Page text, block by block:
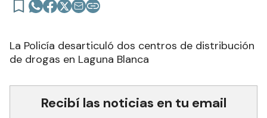
La Policía desarticuló dos centros de distribución
de drogas en Laguna Blanca
Recibí las noticias en tu email